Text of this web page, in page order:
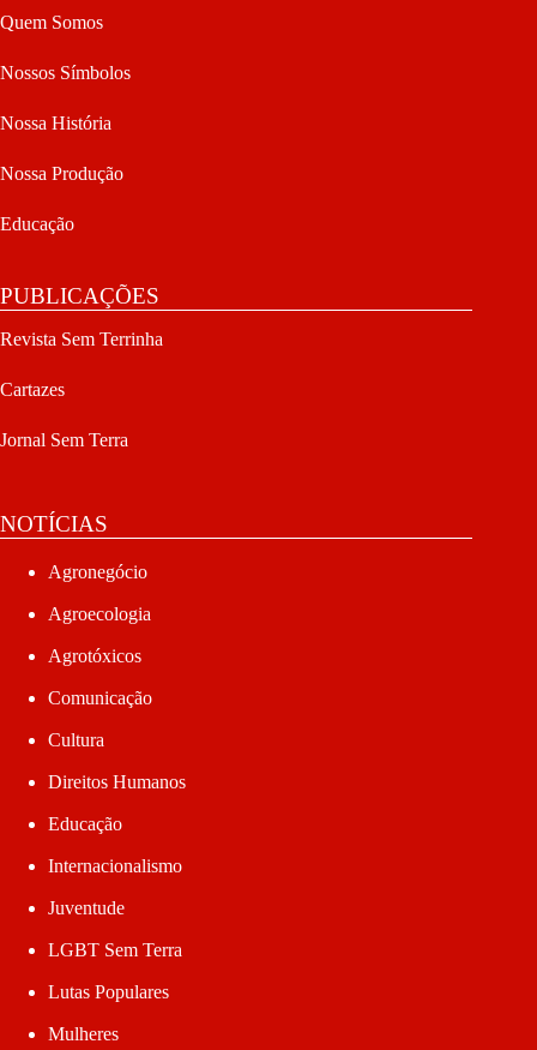
Quem Somos
Nossos Símbolos
Nossa História
Nossa Produção
Educação
PUBLICAÇÕES
Revista Sem Terrinha
Cartazes
Jornal Sem Terra
NOTÍCIAS
Agronegócio
Agroecologia
Agrotóxicos
Comunicação
Cultura
Direitos Humanos
Educação
Internacionalismo
Juventude
LGBT Sem Terra
Lutas Populares
Mulheres